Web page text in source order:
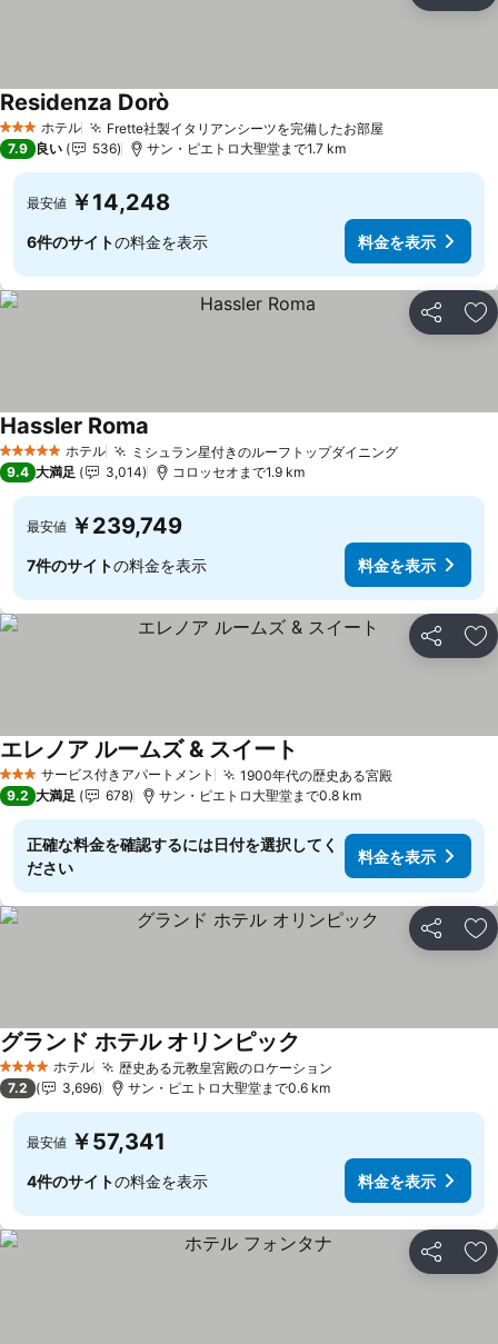
3 ホテルのランク
ホテル Frette社製イタリアンシーツを完備したお部屋
Residenza Dorò
7.9 良い 536 サン・ピエトロ大聖堂まで1.7 km
最安値 ￥14,248
6件のサイトの料金を表示 料金を表示
シェア お
5 ホテルのランク
ホテル ミシュラン星付きのルーフトップダイニング
Hassler Roma
9.4 大満足 3,014 コロッセオまで1.9 km
最安値 ￥239,749
7件のサイトの料金を表示 料金を表示
シェア お
3 ホテルのランク
サービス付きアパートメント 1900年代の歴史ある宮殿
エレノア ルームズ & スイート
9.2 大満足 678 サン・ピエトロ大聖堂まで0.8 km
正確な料金を確認するには日付を選択してく
ださい
料金を表示
シェア お
4 ホテルのランク
ホテル 歴史ある元教皇宮殿のロケーション
グランド ホテル オリンピック
7.2 3,696 サン・ピエトロ大聖堂まで0.6 km
最安値 ￥57,341
4件のサイトの料金を表示 料金を表示
シェア お